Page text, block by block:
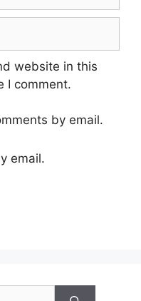
website in this
I comment.
by email.
email.